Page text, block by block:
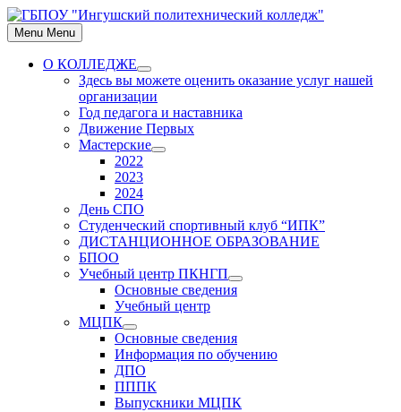
Skip
to
content
Menu Menu
О КОЛЛЕДЖЕ
Show
sub
menu
Здесь вы можете оценить оказание услуг нашей
организации
Год педагога и наставника
Движение Первых
Мастерские
Show
2022
2023
2024
День СПО
Студенческий спортивный клуб “ИПК”
ДИСТАНЦИОННОЕ ОБРАЗОВАНИЕ
БПОО
Учебный центр ПКНГП
Show
sub
Основные сведения
Учебный центр
МЦПК
Show
sub
menu
Основные сведения
Информация по обучению
ДПО
ПППК
Выпускники МЦПК